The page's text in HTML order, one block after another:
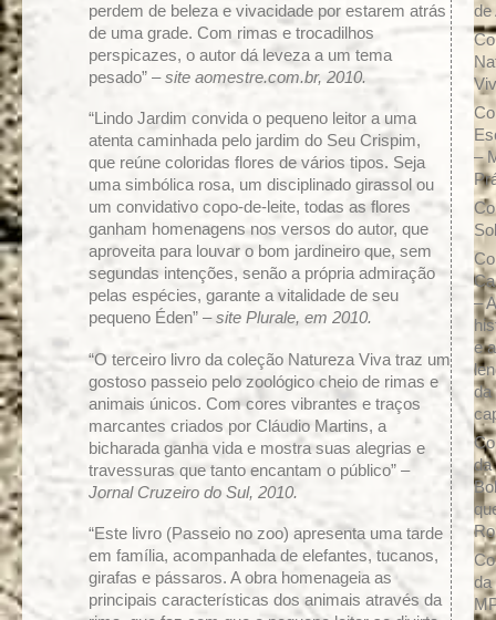
perdem de beleza e vivacidade por estarem atrás
de uma grade. Com rimas e trocadilhos
perspicazes, o autor dá leveza a um tema
pesado” –site aomestre.com.br, 2010.
“Lindo Jardim convida o pequeno leitor a uma
atenta caminhada pelo jardim do Seu Crispim,
que reúne coloridas flores de vários tipos. Seja
uma simbólica rosa, um disciplinado girassol ou
um convidativo copo-de-leite, todas as flores
ganham homenagens nos versos do autor, que
aproveita para louvar o bom jardineiro que, sem
segundas intenções, senão a própria admiração
pelas espécies, garante a vitalidade de seu
pequeno Éden” –site Plurale, em 2010.
“O terceiro livro da coleção Natureza Viva traz um
gostoso passeio pelo zoológico cheio de rimas e
animais únicos. Com cores vibrantes e traços
marcantes criados por Cláudio Martins, a
bicharada ganha vida e mostra suas alegrias e
travessuras que tanto encantam o público” –
Jornal Cruzeiro do Sul, 2010.
“Este livro (Passeio no zoo) apresenta uma tarde
em família, acompanhada de elefantes, tucanos,
girafas e pássaros. A obra homenageia as
principais características dos animais através da
de
–
– A
e
da
da
da